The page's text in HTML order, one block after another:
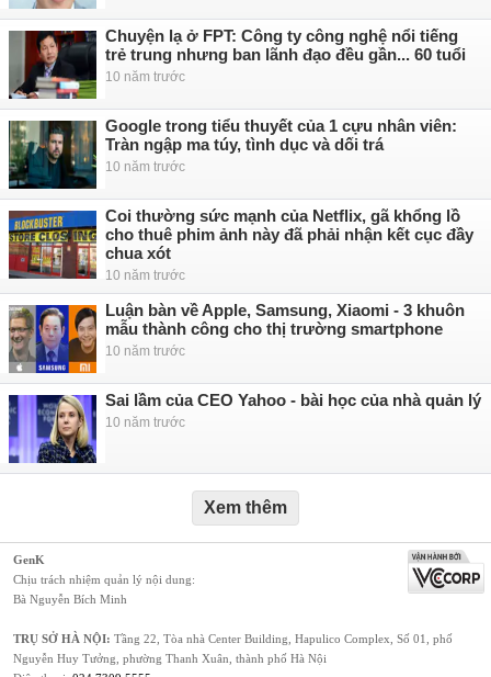
Chuyện lạ ở FPT: Công ty công nghệ nổi tiếng
trẻ trung nhưng ban lãnh đạo đều gần... 60 tuổi
10 năm trước
Google trong tiểu thuyết của 1 cựu nhân viên:
Tràn ngập ma túy, tình dục và dối trá
10 năm trước
Coi thường sức mạnh của Netflix, gã khổng lồ
cho thuê phim ảnh này đã phải nhận kết cục đầy
chua xót
10 năm trước
Luận bàn về Apple, Samsung, Xiaomi - 3 khuôn
mẫu thành công cho thị trường smartphone
10 năm trước
Sai lầm của CEO Yahoo - bài học của nhà quản lý
10 năm trước
Xem thêm
GenK
Chịu trách nhiệm quản lý nội dung:
Bà Nguyễn Bích Minh
TRỤ SỞ HÀ NỘI: Tầng 22, Tòa nhà Center Building, Hapulico Complex, Số 01, phố
Nguyễn Huy Tưởng, phường Thanh Xuân, thành phố Hà Nội